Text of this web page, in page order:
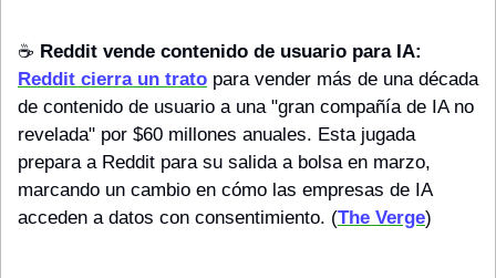
☕️ Reddit vende contenido de usuario para IA:
Reddit cierra un trato para vender más de una década
de contenido de usuario a una "gran compañía de IA no
revelada" por $60 millones anuales. Esta jugada
prepara a Reddit para su salida a bolsa en marzo,
marcando un cambio en cómo las empresas de IA
acceden a datos con consentimiento. (The Verge)